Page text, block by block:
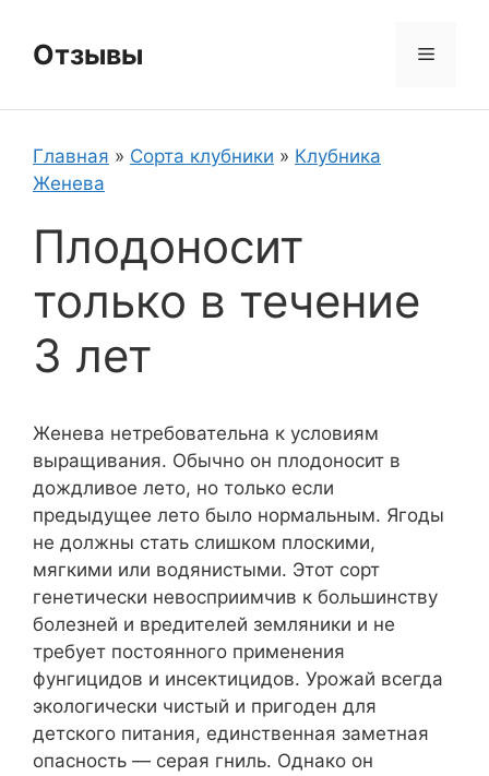
содержимому
Отзывы Меню
Главная » Сорта клубники » Клубника
Женева
Плодоносит
только в течение
3 лет
Женева нетребовательна к условиям
выращивания. Обычно он плодоносит в
дождливое лето, но только если
предыдущее лето было нормальным. Ягоды
не должны стать слишком плоскими,
мягкими или водянистыми. Этот сорт
генетически невосприимчив к большинству
болезней и вредителей земляники и не
требует постоянного применения
фунгицидов и инсектицидов. Урожай всегда
экологически чистый и пригоден для
детского питания, единственная заметная
опасность — серая гниль. Однако он